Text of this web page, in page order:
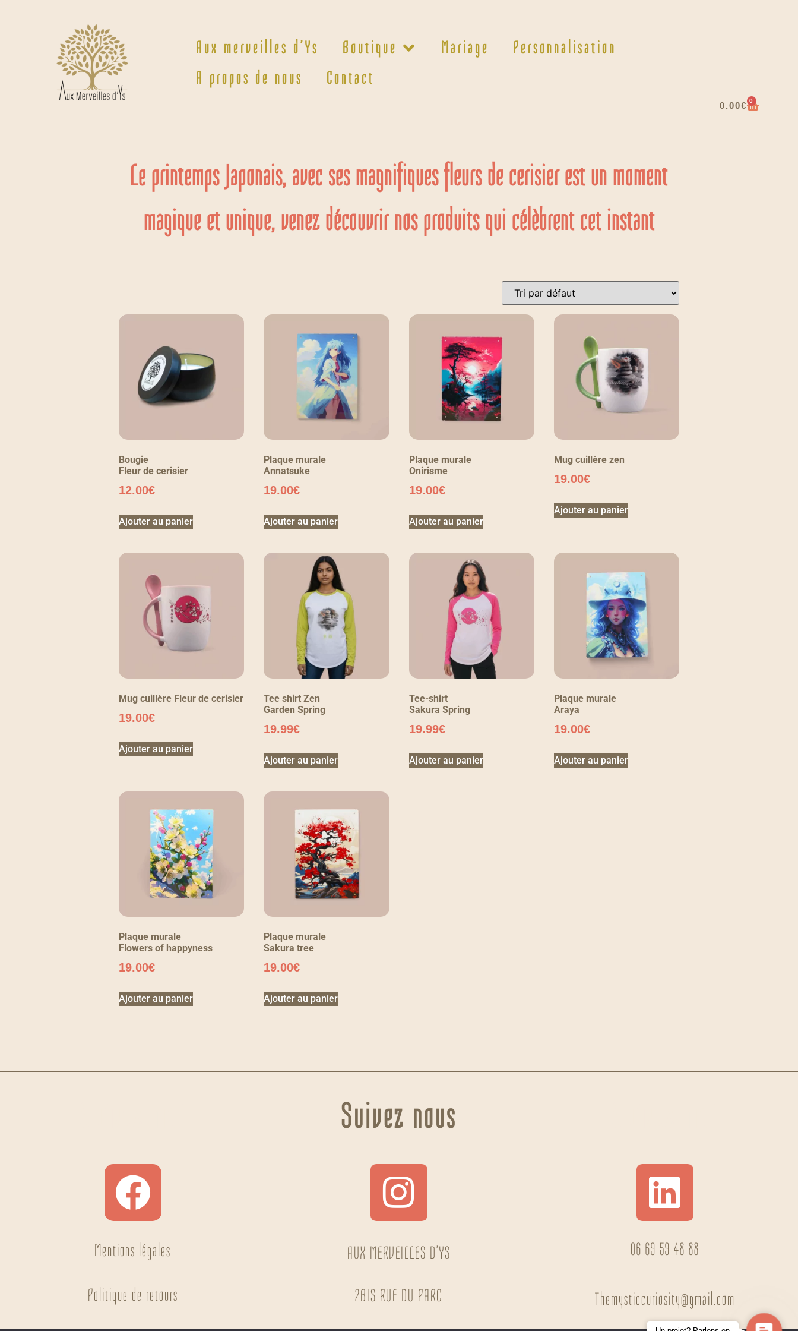
Aux merveilles d’Ys Boutique Mariage
Personnalisation
A propos de nous
Contact
0.00€ 0
Le printemps Japonais, avec ses magnifiques fleurs de cerisier est un moment
magique et unique, venez découvrir nos produits qui célèbrent cet instant
Bougie
Fleur de cerisier
12.00€
Ajouter au panier
Plaque murale
Annatsuke
19.00€
Ajouter au panier
Plaque murale
Onirisme
19.00€
Ajouter au panier
Mug cuillère zen
19.00€
Ajouter au panier
Mug cuillère Fleur de cerisier
19.00€
Ajouter au panier
Tee shirt Zen
Garden Spring
19.99€
Ajouter au panier
Tee-shirt
Sakura Spring
19.99€
Ajouter au panier
Plaque murale
Araya
19.00€
Ajouter au panier
Plaque murale
Flowers of happyness
19.00€
Ajouter au panier
Plaque murale
Sakura tree
19.00€
Ajouter au panier
Mentions légales
Politique de retours
Suivez nous
AUX MERVEILLES D’YS
2BIS RUE DU PARC
06 69 59 48 88
Themysticcuriosity@gmail.com
Contact